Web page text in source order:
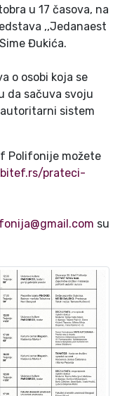
u 17 časova, na
,,Jedanaest
Đukića.
o osobi koja se
da sačuva svoju
sistem
Polifonije možete
prateci-
su